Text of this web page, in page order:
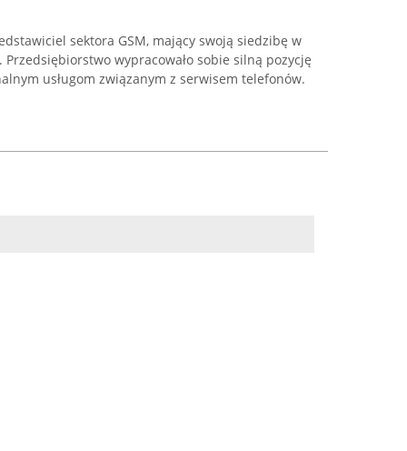
sektora GSM, mający swoją siedzibę w
wypracowało sobie silną pozycję
usługom związanym z serwisem telefonów.